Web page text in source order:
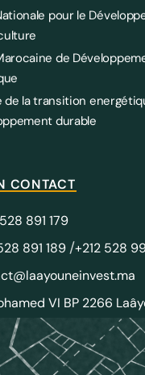
pour le
de
de la transition
durable
CONTACT
891 179
891 189/+212 528
VI BP 2266